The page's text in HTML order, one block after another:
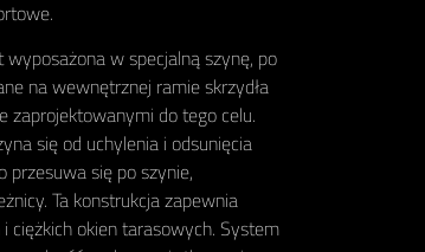
w specjalną szynę, po
na wewnętrznej ramie skrzydła
zaprojektowanymi do tego celu.
się od uchylenia i odsunięcia
przesuwa się po szynie,
Ta konstrukcja zapewnia
ciężkich okien tarasowych. System